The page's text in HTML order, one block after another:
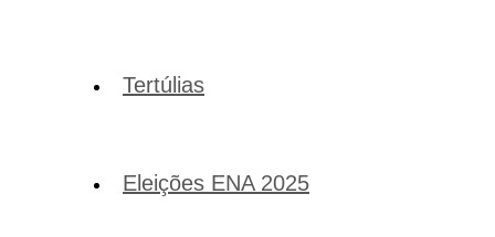
Tertúlias
Eleições ENA 2025